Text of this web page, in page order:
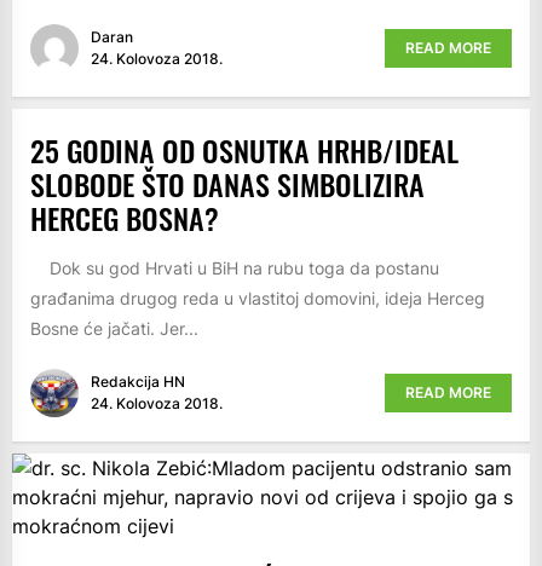
Daran
24. Kolovoza 2018.
READ MORE
25 GODINA OD OSNUTKA HRHB/IDEAL
SLOBODE ŠTO DANAS SIMBOLIZIRA
HERCEG BOSNA?
Dok su god Hrvati u BiH na rubu toga da postanu
građanima drugog reda u vlastitoj domovini, ideja Herceg
Bosne će jačati. Jer...
Redakcija HN
24. Kolovoza 2018.
READ MORE